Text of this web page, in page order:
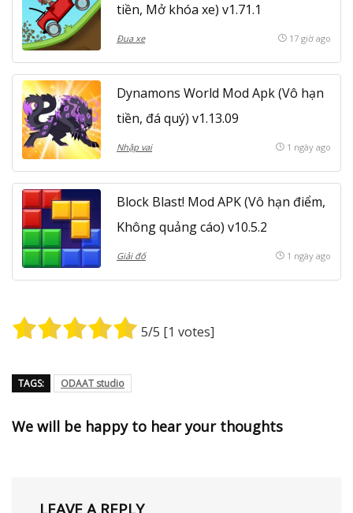
tiền, Mở khóa xe) v1.71.1
Đua xe 17 giờ ago
Dynamons World Mod Apk (Vô hạn
tiền, đá quý) v1.13.09
Nhập vai 1 ngày ago
Block Blast! Mod APK (Vô hạn điểm,
Không quảng cáo) v10.5.2
Giải đố 1 ngày ago
5/5 [1 votes]
TAGS: ODAAT studio
We will be happy to hear your thoughts